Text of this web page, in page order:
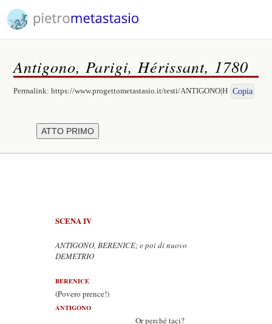
Antigono, Parigi, Hérissant, 1780
Permalink:https://www.progettometastasio.it/testi/ANTIGONO|H Copia
SCENA IV
ANTIGONO, BERENICE; e poi di nuovo
DEMETRIO
BERENICE
(Povero prence!)
ANTIGONO
Or perché taci?